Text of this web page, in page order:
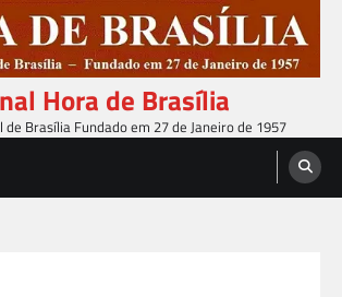
Hora de Brasília
de Brasília Fundado em 27 de Janeiro de 1957